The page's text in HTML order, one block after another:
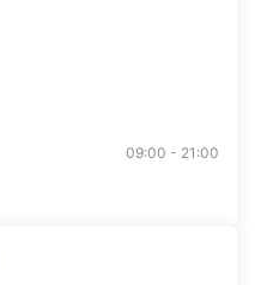
09:00 - 21:00